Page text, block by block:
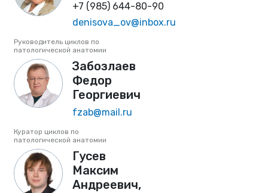
+7 (985) 644-80-90
denisova_ov@inbox.ru
Руководитель циклов по
патологической анатомии
Забозлаев
Федор
Георгиевич
fzab@mail.ru
Куратор циклов по
патологической анатомии
Гусев
Максим
Андреевич,